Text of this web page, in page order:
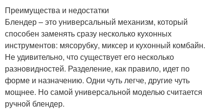
Преимущества и недостатки
Блендер – это универсальный механизм, который
способен заменять сразу несколько кухонных
инструментов: мясорубку, миксер и кухонный комбайн.
Не удивительно, что существует его несколько
разновидностей. Разделение, как правило, идет по
форме и назначению. Одни чуть легче, другие чуть
мощнее. Но самой универсальной моделью считается
ручной блендер.